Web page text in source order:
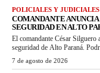
POLICIALES Y JUDICIALES
COMANDANTE
SEGURIDAD EN ALTO
El comandante César Silguero
seguridad de Alto Paraná.
7 de agosto de 2026